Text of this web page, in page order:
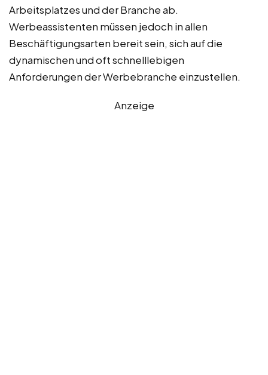
Arbeitsplatzes und der Branche ab.
Werbeassistenten müssen jedoch in allen
Beschäftigungsarten bereit sein, sich auf die
dynamischen und oft schnelllebigen
Anforderungen der Werbebranche einzustellen.
Anzeige